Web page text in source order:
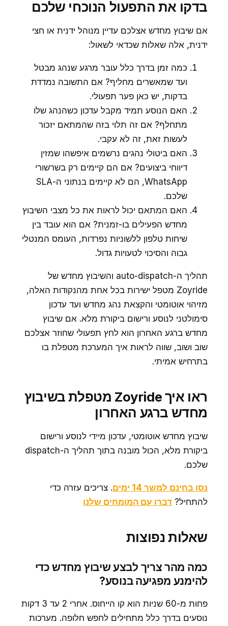
בדקו את התפעול הנוכחי שלכם
אם שיבוץ מחדש אצלכם עדיין מנוהל ידנית או חצי
ידנית, אלה שאלות שכדאי לשאול:
כמה זמן בדרך כלל עובר מרגע שנהג מבטל
ועד שמאשרים מחליף? אם התשובה נמדדת
בדקות, יש כאן פער תפעולי.
האם הנוסע תמיד מקבל עדכון כשהנהג שלו
מתחלף? אם זה תלוי בזה שהמתאם יזכור
לעשות זאת, זה לא עקבי.
האם ביטולי נהגים נרשמים איפשהו שמזין
דיווחי ביצועים? אם הם קיימים רק בשרשורי
WhatsApp, הם לא קיימים בנתוני ה-SLA
שלכם.
האם המתאם יכול לראות את כל מצבי השיבוץ
מחדש הפעילים בו-זמנית? אם הוא עובד בין
שיחות טלפון ללשוניות נפרדות, העומס המנטלי
גבוה והסיכוי לטעויות גדול.
תהליך ה-auto-dispatch והשיבוץ מחדש של
Zoyride מטפל ישירות בכל אחת מהנקודות האלה,
מזיהוי אוטומטי והקצאת נהג מחדש ועד עדכון
סימולטני לנוסע ורישום ביקורת מלא. אם שיבוץ
מחדש ברגע האחרון הוא לחץ תפעולי שחוזר אצלכם
שוב ושוב, שווה לראות איך המערכת מטפלת בו
בתרחיש אמיתי.
ראו איך Zoyride מטפלת בשיבוץ
מחדש ברגע האחרון
שיבוץ מחדש אוטומטי, עדכון מיידי לנוסע ורישום
ביקורת מלא, הכול מובנה בתוך תהליך ה-dispatch
שלכם.
נסו בחינם למשך 14 ימים
. צריכים עזרה כדי
להתחיל? דברו עם המומחים שלנו
שאלות נפוצות
כמה מהר צריך לבצע שיבוץ מחדש כדי
להימנע מפגיעה בנוסע?
פחות מ-60 שניות הוא קו הייחוס. אחרי 2 עד 3 דקות
נוסעים בדרך כלל מתחילים לחפש חלופה. מערכות